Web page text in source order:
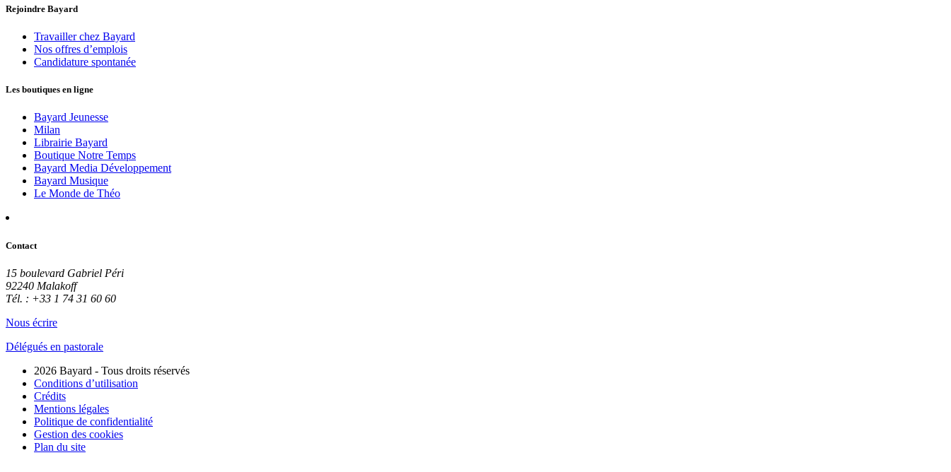
Rejoindre Bayard
Travailler chez Bayard
Nos offres d’emplois
Candidature spontanée
Les boutiques en ligne
Bayard Jeunesse
Milan
Librairie Bayard
Boutique Notre Temps
Bayard Media Développement
Bayard Musique
Le Monde de Théo
Contact
15 boulevard Gabriel Péri
92240 Malakoff
Tél. : +33 1 74 31 60 60
Nous écrire
Délégués en pastorale
2026 Bayard - Tous droits réservés
Conditions d’utilisation
Crédits
Mentions légales
Politique de confidentialité
Gestion des cookies
Plan du site